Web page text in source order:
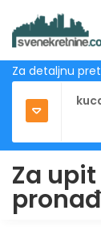
Za detaljnu
Za upit